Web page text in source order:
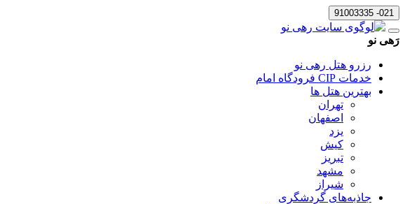
021- 91003335
رَهی نو
رزرو هتل رهی نو
خدمات CIP فرودگاه امام
بهترین هتل ها
تهران
اصفهان
یزد
کیش
تبریز
مشهد
شیراز
جاذبه‌های گردشگری